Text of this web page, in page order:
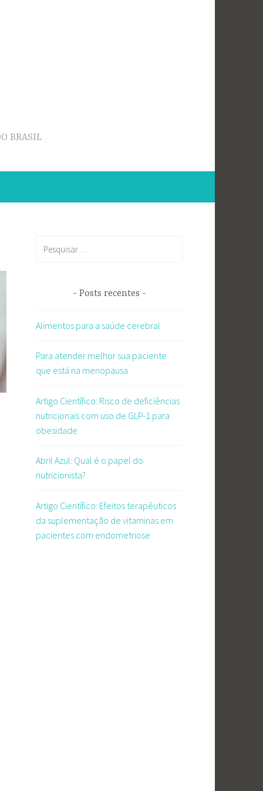
BRASIL
Posts recentes
Alimentos para a saúde cerebral
Para atender melhor sua paciente
que está na menopausa
Artigo Científico: Risco de deficiências
nutricionais com uso de GLP-1 para
obesidade
Abril Azul: Qual é o papel do
nutricionista?
Artigo Científico: Efeitos terapêuticos
da suplementação de vitaminas em
pacientes com endometriose